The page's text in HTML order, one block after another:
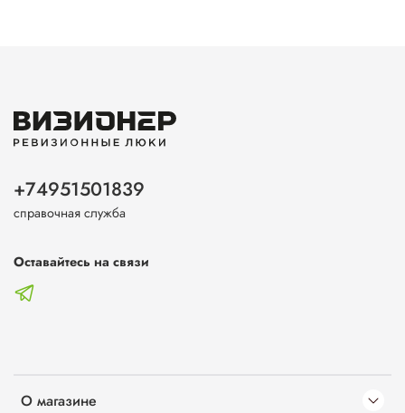
О магазине
+74951501839
справочная служба
Оставайтесь на связи